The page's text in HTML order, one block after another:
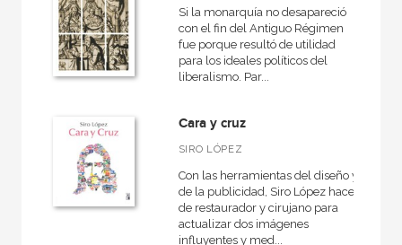
NUESTROS FORMATOS
Cartoné
Rústica
Si la monarquía no desapareció
con el fin del Antiguo Régimen
fue porque resultó de utilidad
para los ideales políticos del
liberalismo. Par...
Cara y cruz
SIRO LÓPEZ
Con las herramientas del diseño y
de la publicidad, Siro López hace
de restaurador y cirujano para
actualizar dos imágenes
influyentes y med...